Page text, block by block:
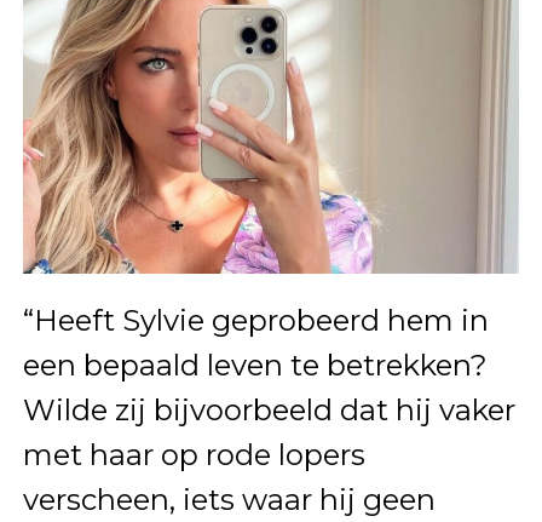
“Heeft Sylvie geprobeerd hem in
een bepaald leven te betrekken?
Wilde zij bijvoorbeeld dat hij vaker
met haar op rode lopers
verscheen, iets waar hij geen